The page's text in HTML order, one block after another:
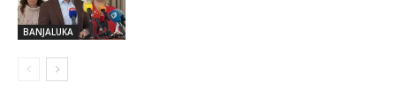
BANJALUKA